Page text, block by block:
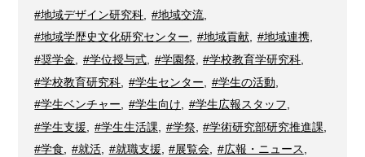
#地域デザイン研究科
#地域交流,
#地域学歴史文化研究センター, #地域貢献, #地域連携,
#奨学金
#学位授与式, #学園祭, #学校教育学研究科
#学校教育研究科
#学生センター #学生の活動
#学生ベンチャー
#学生向け #学生広報スタッフ
#学生支援
#学生生活課 #学祭, #学術研究部研究推進課
#学食, #就活, #就職支援, #展覧会, #広報・ニュース,